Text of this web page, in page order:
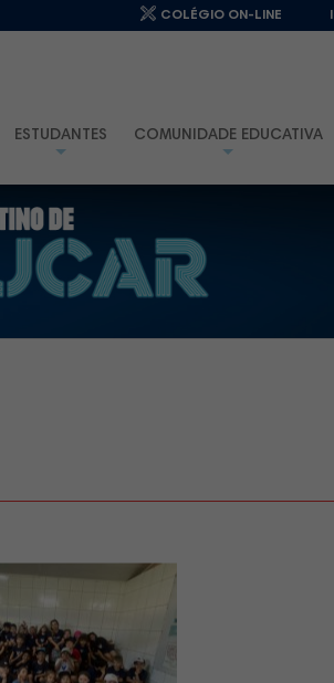
COLÉGIO ON-LINE
ESTUDANTES COMUNIDADE EDUCATIVA